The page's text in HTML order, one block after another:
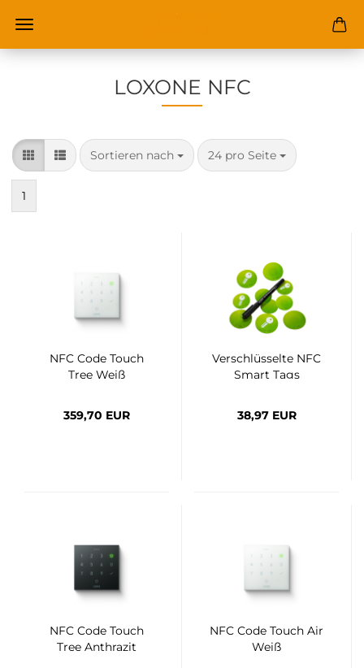
LOXONE NFC
Sortieren nach
Sortieren nach 24 pro Seite
pro Seite
1
NFC Code Touch
Tree Weiß
359,70 EUR
Verschlüsselte NFC
Smart Tags
38,97 EUR
NFC Code Touch
Tree Anthrazit
NFC Code Touch Air
Weiß